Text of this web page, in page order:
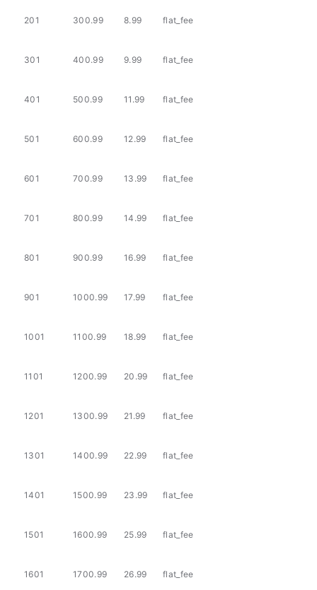
201 300.99 8.99 flat_fee
301 400.99 9.99 flat_fee
401 500.99 11.99 flat_fee
501 600.99 12.99 flat_fee
601 700.99 13.99 flat_fee
701 800.99 14.99 flat_fee
801 900.99 16.99 flat_fee
901 1000.99 17.99 flat_fee
1001 1100.99 18.99 flat_fee
1101 1200.99 20.99 flat_fee
1201 1300.99 21.99 flat_fee
1301 1400.99 22.99 flat_fee
1401 1500.99 23.99 flat_fee
1501 1600.99 25.99 flat_fee
1601 1700.99 26.99 flat_fee